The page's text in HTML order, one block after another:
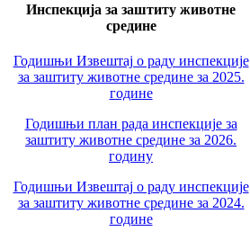
Инспекција за заштиту животне
средине
Годишњи Извештај о раду инспекције
за заштиту животне средине за 2025.
године
Годишњи план рада инспекције за
заштиту животне средине за 2026.
годину
Годишњи Извештај о раду инспекције
за заштиту животне средине за 2024.
године